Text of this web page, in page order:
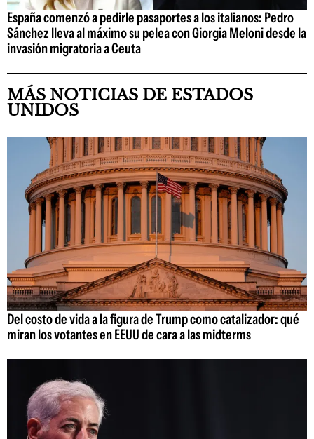
España comenzó a pedirle pasaportes a los italianos: Pedro
Sánchez lleva al máximo su pelea con Giorgia Meloni desde la
invasión migratoria a Ceuta
MÁS NOTICIAS DE ESTADOS
UNIDOS
Del costo de vida a la figura de Trump como catalizador: qué
miran los votantes en EEUU de cara a las midterms